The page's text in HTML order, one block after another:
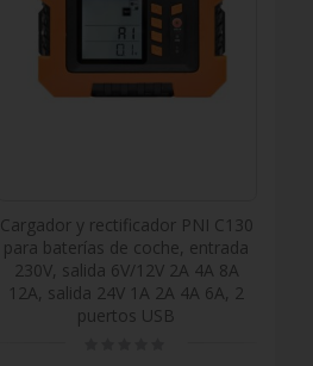
Cargador y rectificador PNI C130
para baterías de coche, entrada
230V, salida 6V/12V 2A 4A 8A
12A, salida 24V 1A 2A 4A 6A, 2
puertos USB